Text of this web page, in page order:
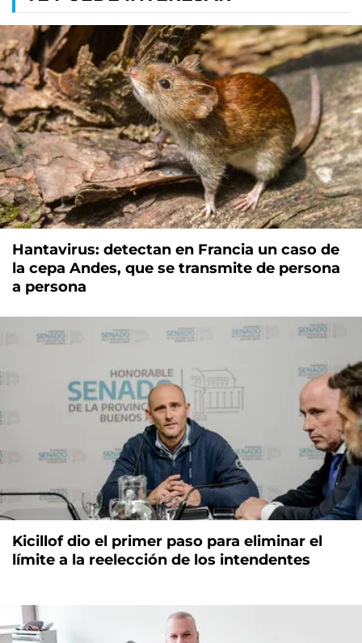
Hantavirus: detectan en Francia un caso de
la cepa Andes, que se transmite de persona
a persona
Kicillof dio el primer paso para eliminar el
límite a la reelección de los intendentes